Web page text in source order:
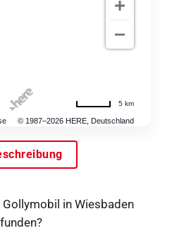
© 1987–2026 HERE, Deutschland
5 km
in Wiesbaden